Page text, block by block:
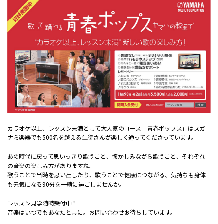
カラオケ以上、レッスン未満として大人気のコース「青春ポップス」はスガ
ナミ楽器でも500名を越える生徒さんが楽しく通ってくださっています。
あの時代に戻って思いっきり歌うこと、懐かしみながら歌うこと、それぞれ
の音楽の楽しみ方がありますね。
歌うことで当時を思い出したり、歌うことで健康につながる、気持ちも身体
も元気になる90分を一緒に過ごしませんか。
レッスン見学随時受付中！
音楽はいつでもあなたと共に。お問い合わせお待ちしています。